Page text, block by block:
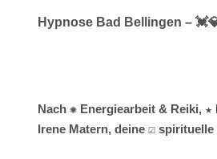
Hypnose Bad Bellingen –
Nach ✺ Energiearbeit & Reiki,
Irene Matern, deine ☑️